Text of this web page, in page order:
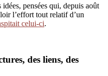
idées, pensées qui, depuis août
l’effort tout relatif d’un
celui-ci.
des liens, des